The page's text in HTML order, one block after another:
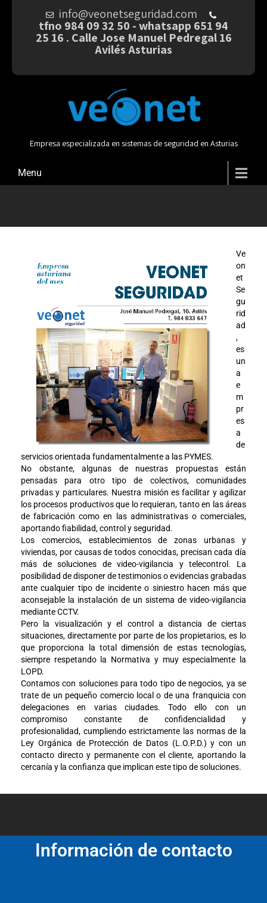
info@veonetseguridad.com
tfno 984 09 32 50 - whatsapp 651 94
25 16 . Calle Jose Manuel Pedregal 16
Avilés Asturias
Empresa especializada en sistemas de seguridad en Asturias
Menu
Ve
on
et
Se
gu
rid
ad
,
es
un
a
e
m
pr
es
a
de
servicios orientada fundamentalmente a las PYMES.
No obstante, algunas de nuestras propuestas están
pensadas para otro tipo de colectivos, comunidades
privadas y particulares. Nuestra misión es facilitar y agilizar
los procesos productivos que lo requieran, tanto en las áreas
de fabricación como en las administrativas o comerciales,
aportando fiabilidad, control y seguridad.
Los comercios, establecimientos de zonas urbanas y
viviendas, por causas de todos conocidas, precisan cada día
más de soluciones de video-vigilancia y telecontrol. La
posibilidad de disponer de testimonios o evidencias grabadas
ante cualquier tipo de incidente o siniestro hacen más que
aconsejable la instalación de un sistema de video-vigilancia
mediante CCTV.
Pero la visualización y el control a distancia de ciertas
situaciones, directamente por parte de los propietarios, es lo
que proporciona la total dimensión de estas tecnologías,
siempre respetando la Normativa y muy especialmente la
LOPD.
Contamos con soluciones para todo tipo de negocios, ya se
trate de un pequeño comercio local o de una franquicia con
delegaciones en varias ciudades. Todo ello con un
compromiso constante de confidencialidad y
profesionalidad, cumpliendo estrictamente las normas de la
Ley Orgánica de Protección de Datos (L.O.P.D.) y con un
contacto directo y permanente con el cliente, aportando la
cercanía y la confianza que implican este tipo de soluciones.
Información de contacto